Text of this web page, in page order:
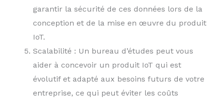
garantir la sécurité de ces données lors de la
conception et de la mise en œuvre du produit
IoT.
Scalabilité : Un bureau d’études peut vous
aider à concevoir un produit IoT qui est
évolutif et adapté aux besoins futurs de votre
entreprise, ce qui peut éviter les coûts